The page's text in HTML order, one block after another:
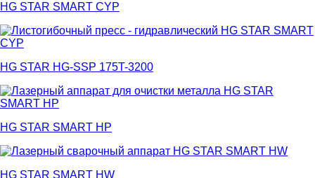
HG STAR SMART CYP
HG STAR HG-SSP 175T-3200
HG STAR SMART HP
HG STAR SMART HW